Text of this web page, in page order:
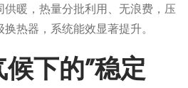
暖，热量分批利用、无浪费，压
热器，系统能效显著提升。
下的”稳定